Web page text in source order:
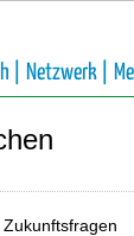
| Netzwerk |